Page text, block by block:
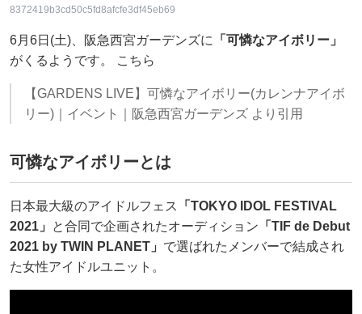
8372419b3cd50c5fd8afcfe3df45eb69
6月6日(土)、阪急西宮ガーデンズに
「可憐なアイボリー」
がくるようです。 こちら
【GARDENS LIVE】可憐なアイボリー(カレンナアイボ
リー)｜イベント｜阪急西宮ガーデンズ より引用
可憐なアイボリーとは
日本最大級のアイドルフェス
「TOKYO IDOL FESTIVAL
2021」
と合同で企画されたオーディション 「TIF de Debut
2021 by TWIN PLANET」 で選ばれたメンバーで結成され
た女性アイドルユニット。